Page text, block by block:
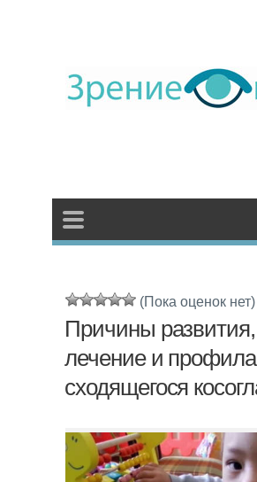
(Пока оценок нет)
Причины развития,
лечение и
сходящегося